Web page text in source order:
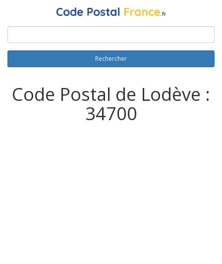
Rechercher
Code Postal de Lodève :
34700